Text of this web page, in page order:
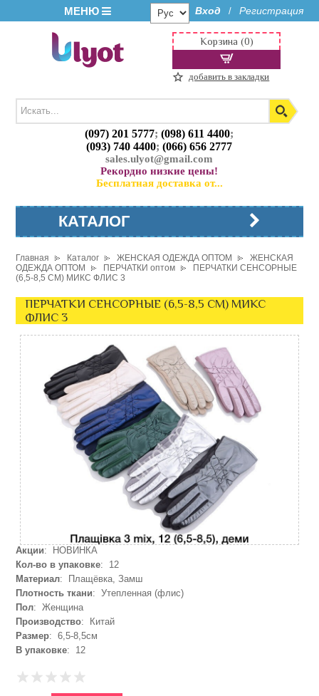
МЕНЮ Вход / Регистрация
(097) 201 5777;(098) 611 4400;
(093) 740 4400;(066) 656 2777
sales.ulyot@gmail.com
Рекордно низкие цены!
Бесплатная доставка от...
Корзина (0)
добавить в закладки
КАТАЛОГ
Главная Каталог ЖЕНСКАЯ ОДЕЖДА ОПТОМ
ЖЕНСКАЯ
ОДЕЖДА ОПТОМ
ПЕРЧАТКИ оптом
ПЕРЧАТКИ СЕНСОРНЫЕ
(6,5-8,5 СМ) МИКС ФЛИС 3
ПЕРЧАТКИ СЕНСОРНЫЕ (6,5-8,5 СМ) МИКС
ФЛИС 3
Акции: НОВИНКА
Кол-во в упаковке: 12
Материал: Плащёвка, Замш
Плотность ткани: Утепленная (флис)
Пол: Женщина
Производство: Китай
Размер: 6,5-8,5см
В упаковке: 12